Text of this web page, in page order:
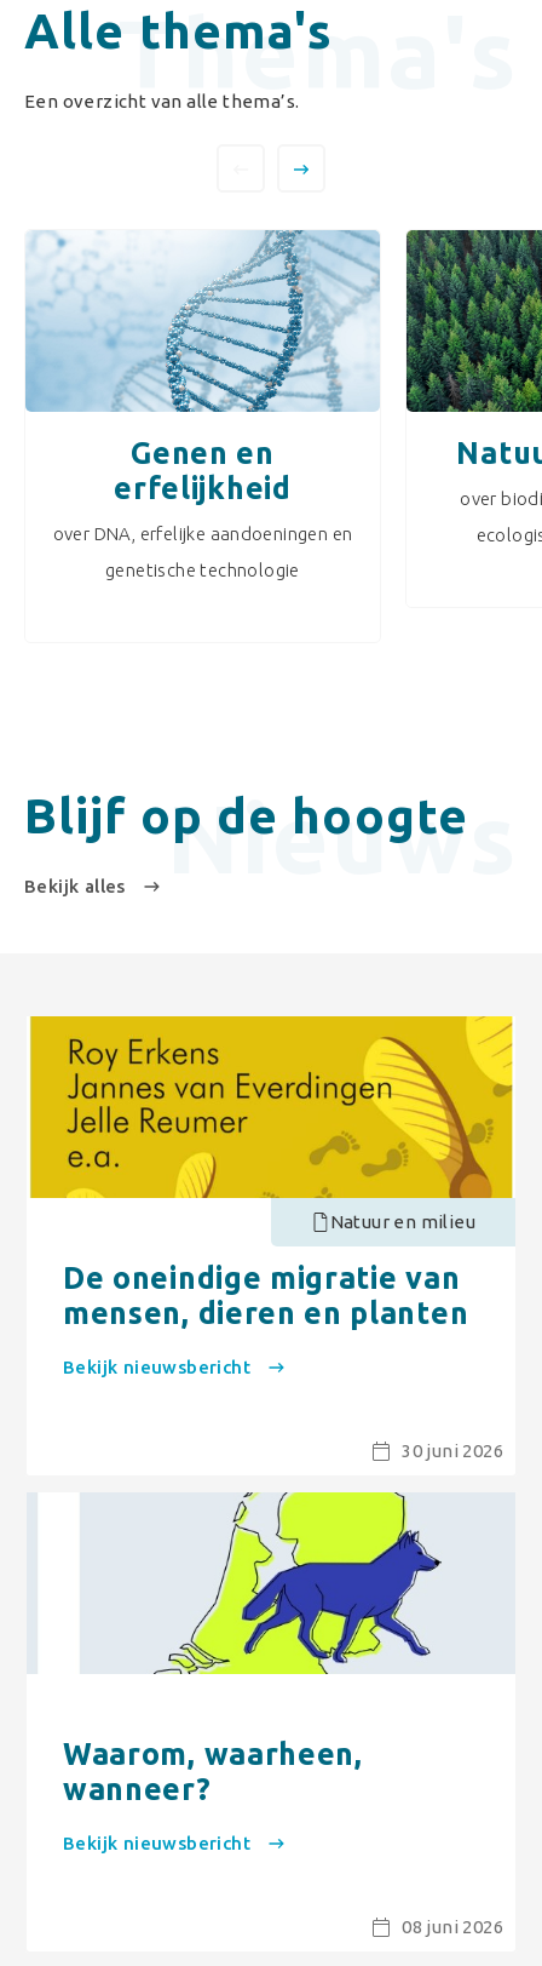
Thema's
Alle thema's
Een overzicht van alle thema’s.
Genen en
erfelijkheid
over DNA, erfelijke aandoeningen en
genetische technologie
over
Blijf op de hoogte
Bekijk alles Nieuws
Natuur en milieu
De oneindige migratie van
mensen, dieren en planten
Bekijk nieuwsbericht
30 juni 2026
Waarom, waarheen,
wanneer?
Bekijk nieuwsbericht
08 juni 2026